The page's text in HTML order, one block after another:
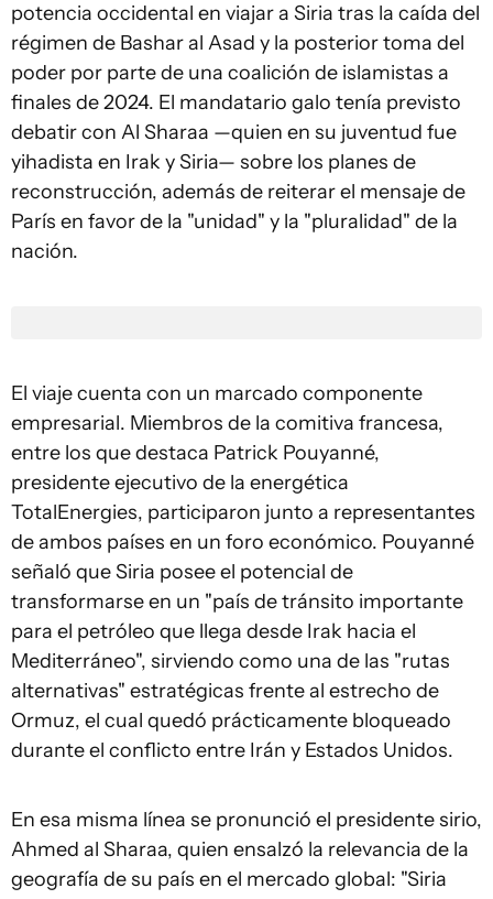
potencia occidental en viajar a Siria tras la caída del
régimen de Bashar al Asad y la posterior toma del
poder por parte de una coalición de islamistas a
finales de 2024. El mandatario galo tenía previsto
debatir con Al Sharaa —quien en su juventud fue
yihadista en Irak y Siria— sobre los planes de
reconstrucción, además de reiterar el mensaje de
París en favor de la "unidad" y la "pluralidad" de la
nación.
El viaje cuenta con un marcado componente
empresarial. Miembros de la comitiva francesa,
entre los que destaca Patrick Pouyanné,
presidente ejecutivo de la energética
TotalEnergies, participaron junto a representantes
de ambos países en un foro económico. Pouyanné
señaló que Siria posee el potencial de
transformarse en un "país de tránsito importante
para el petróleo que llega desde Irak hacia el
Mediterráneo", sirviendo como una de las "rutas
alternativas" estratégicas frente al estrecho de
Ormuz, el cual quedó prácticamente bloqueado
durante el conflicto entre Irán y Estados Unidos.
En esa misma línea se pronunció el presidente sirio,
Ahmed al Sharaa, quien ensalzó la relevancia de la
geografía de su país en el mercado global: "Siria